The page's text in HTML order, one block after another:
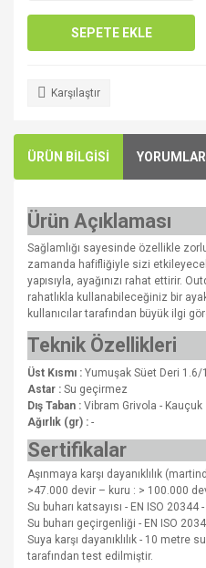
SEPETE EKLE
Karşılaştır
ÜRÜN BİLGİSİ YORUMLAR
Ürün Açıklaması
Sağlamlığı sayesinde özellikle
zamanda hafifliğiyle sizi
yapısıyla, ayağınızı rahat ettirir.
rahatlıkla kullanabileceğiniz bir
kullanıcılar tarafından büyük ilgi
Teknik Özellikleri
Üst Kısmı : Yumuşak Süet Deri
Astar : Su geçirmez
Dış Taban : Vibram Grivola - Kauçuk
Ağırlık (gr) : -
Sertifikalar
Aşınmaya karşı dayanıklılık
>47.000 devir – kuru : > 100.000
Su buharı katsayısı - EN ISO 20344
Su buharı geçirgenliği - EN ISO
Suya karşı dayanıklılık - 10 metre
tarafından test edilmiştir.